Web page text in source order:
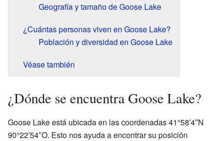
Geografía y tamaño de Goose Lake
¿Cuántas personas viven en Goose Lake?
Población y diversidad en Goose Lake
Véase también
¿Dónde se encuentra Goose Lake?
Goose Lake está ubicada en las coordenadas 41°58′4″N
90°22′54″O. Esto nos ayuda a encontrar su posición